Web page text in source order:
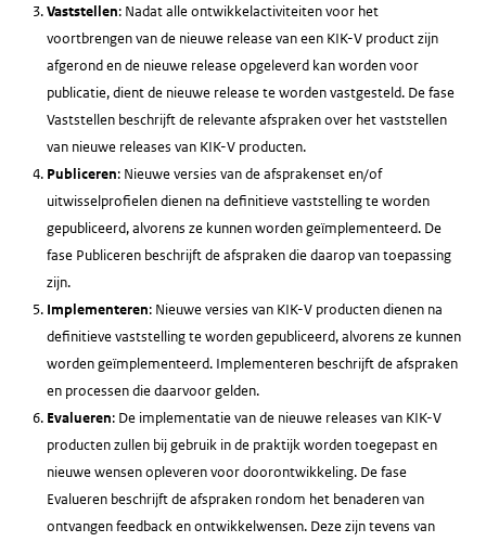
Vaststellen: Nadat alle ontwikkelactiviteiten voor het
voortbrengen van de nieuwe release van een KIK-V product zijn
afgerond en de nieuwe release opgeleverd kan worden voor
publicatie, dient de nieuwe release te worden vastgesteld. De fase
Vaststellen beschrijft de relevante afspraken over het vaststellen
van nieuwe releases van KIK-V producten.
Publiceren: Nieuwe versies van de afsprakenset en/of
uitwisselprofielen dienen na definitieve vaststelling te worden
gepubliceerd, alvorens ze kunnen worden geïmplementeerd. De
fase Publiceren beschrijft de afspraken die daarop van toepassing
zijn.
Implementeren: Nieuwe versies van KIK-V producten dienen na
definitieve vaststelling te worden gepubliceerd, alvorens ze kunnen
worden geïmplementeerd. Implementeren beschrijft de afspraken
en processen die daarvoor gelden.
Evalueren: De implementatie van de nieuwe releases van KIK-V
producten zullen bij gebruik in de praktijk worden toegepast en
nieuwe wensen opleveren voor doorontwikkeling. De fase
Evalueren beschrijft de afspraken rondom het benaderen van
ontvangen feedback en ontwikkelwensen. Deze zijn tevens van